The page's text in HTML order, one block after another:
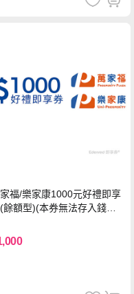
福/樂家康1000元好禮即享
餘額型)(本券無法存入錢包